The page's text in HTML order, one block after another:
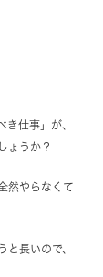
き仕事」が、
ょうか？
然やらなくて
と長いので、